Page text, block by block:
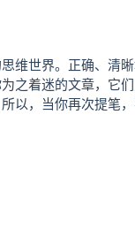
维世界。正确、清
之着迷的文章，它
以，当你再次提笔